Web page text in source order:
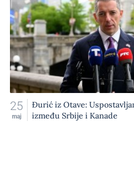
25
maj
Đurić iz Otave:
između Srbije i Kanade